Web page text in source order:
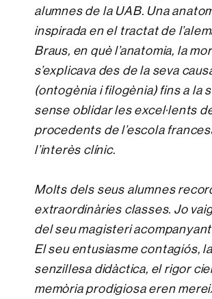
alumnes de la UAB. Una
inspirada en el tractat de
Braus, en què l’anatomia, la
s’explicava des de la seva
(ontogènia i filogènia) fins a la
sense oblidar les excel·lents
procedents de l’escola
l’interès clínic.
Molts dels seus alumnes
extraordinàries classes. Jo
del seu magisteri
El seu entusiasme contagiós,
senzillesa didàctica, el rigor
memòria prodigiosa eren